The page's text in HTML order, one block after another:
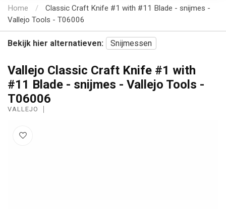
Home /
Classic Craft Knife #1 with #11 Blade - snijmes -
Vallejo Tools - T06006
Bekijk hier alternatieven: Snijmessen
Vallejo Classic Craft Knife #1 with
#11 Blade - snijmes - Vallejo Tools -
T06006
VALLEJO